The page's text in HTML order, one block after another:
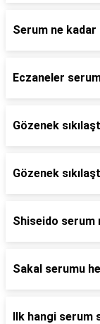
Serum ne kadar
Eczaneler
Gözenek
Gözenek
Shiseido serum
Sakal serumu
Ilk hangi serum